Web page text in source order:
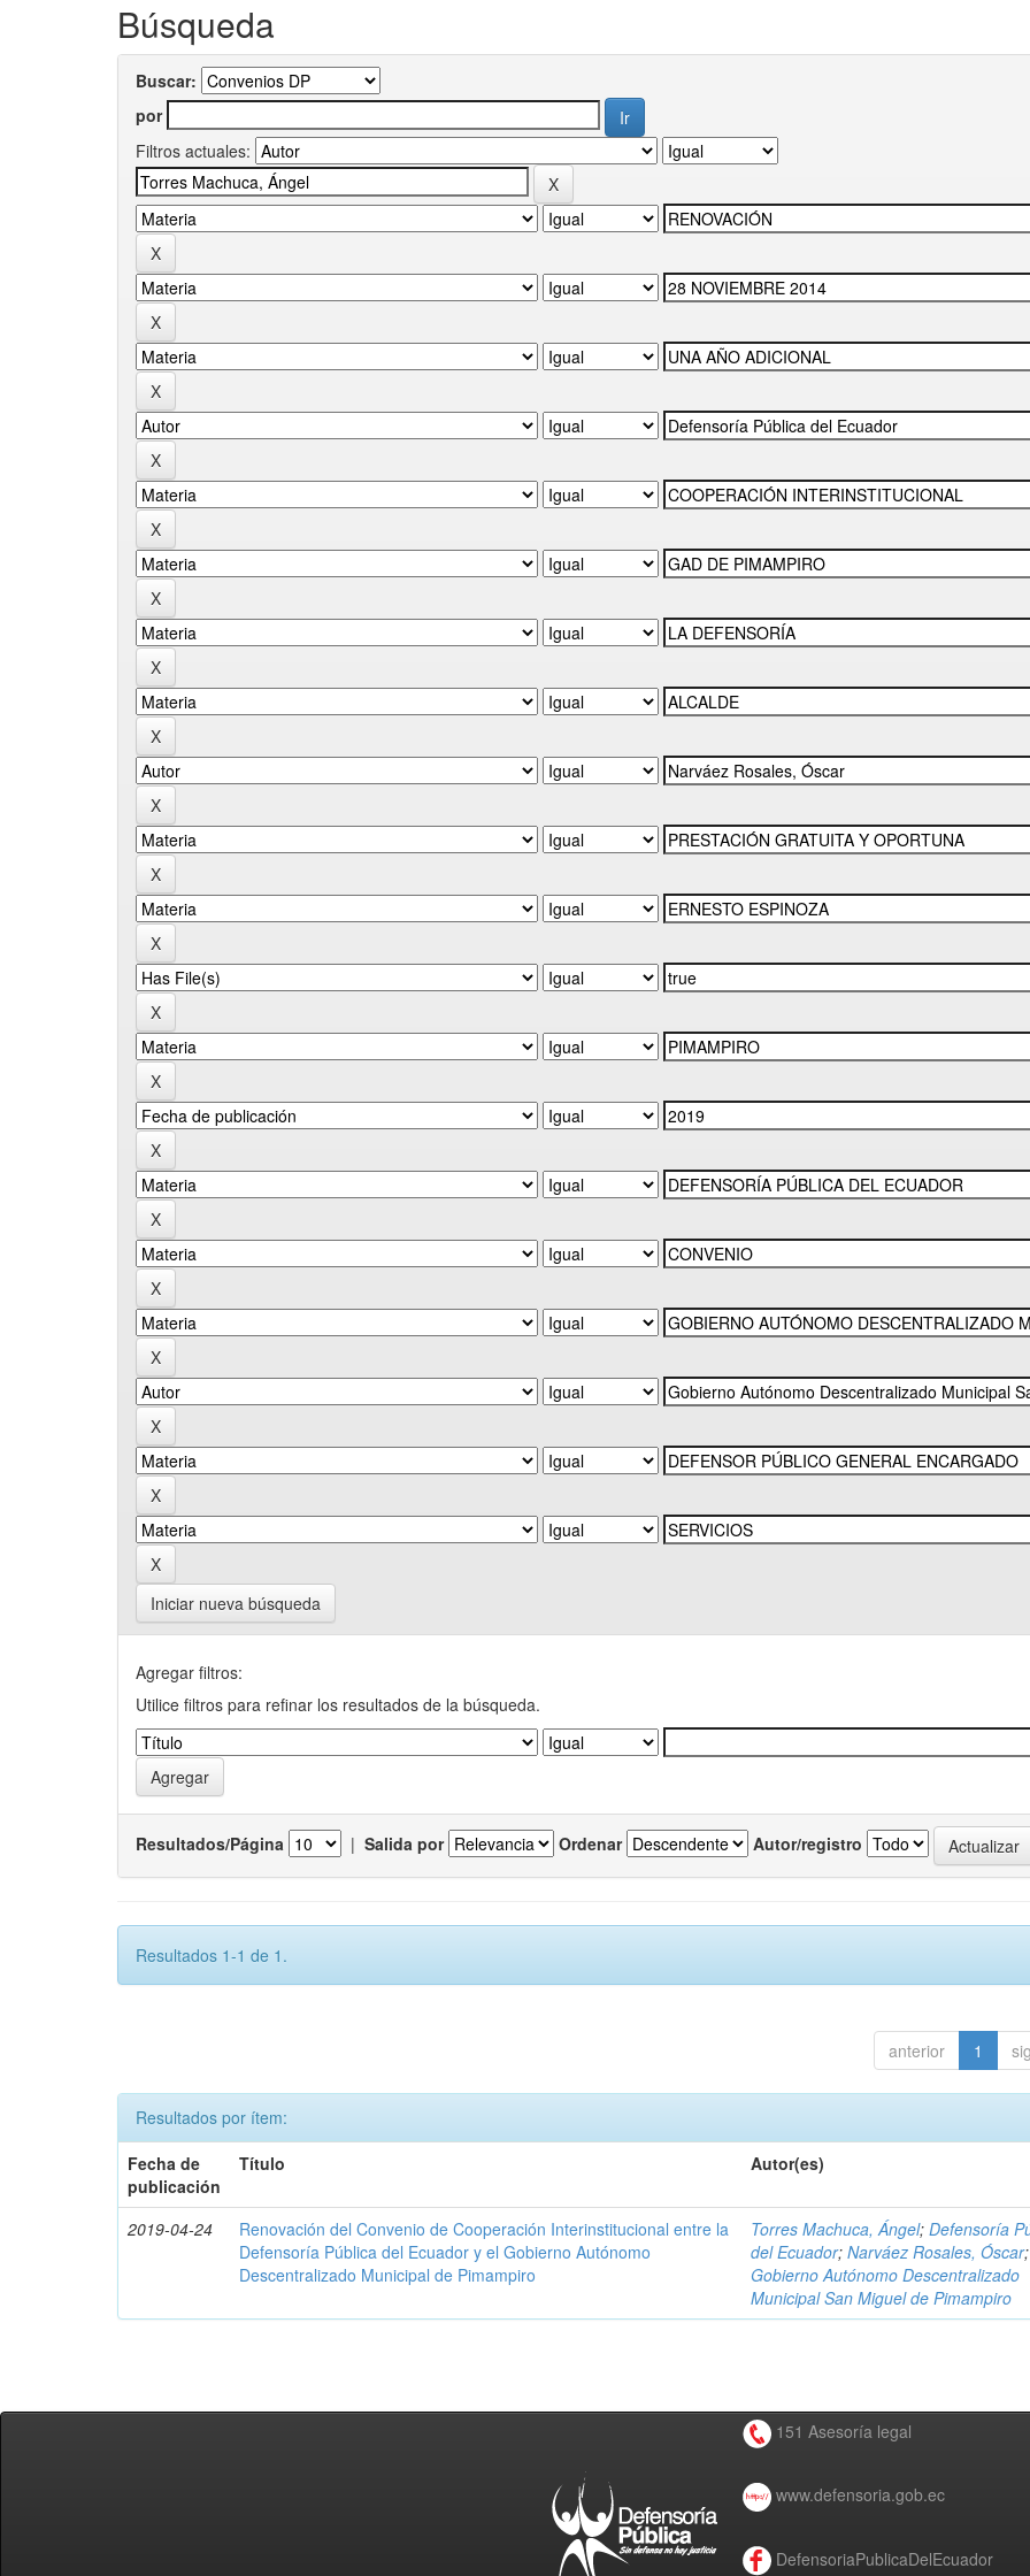
Búsqueda
Buscar:
por
Filtros actuales:
Iniciar nueva búsqueda
Agregar filtros:
Utilice filtros para refinar los resultados de la búsqueda.
Resultados/Página | Salida por Ordenar Autor/registro
Resultados 1-1 de 1.
anterior 1
Resultados por ítem:
Fecha de
publicación
Título Autor(es)
2019-04-24
Renovación del Convenio de Cooperación Interinstitucional entre la
Defensoría Pública del Ecuador y el Gobierno Autónomo
Descentralizado Municipal de Pimampiro
Torres Machuca, Ángel;Defensoría
del Ecuador;Narváez Rosales, Óscar;
Gobierno Autónomo Descentralizado
Municipal San Miguel de Pimampiro
151 Asesoría legal
www.defensoria.gob.ec
DefensoriaPublicaDelEcuador